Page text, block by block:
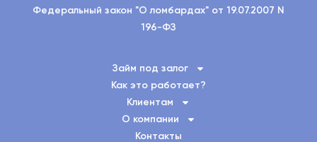
Федеральный закон "О ломбардах" от 19.07.2007 N
196-ФЗ
Займ под залог
Как это работает?
Клиентам
О компании
Контакты